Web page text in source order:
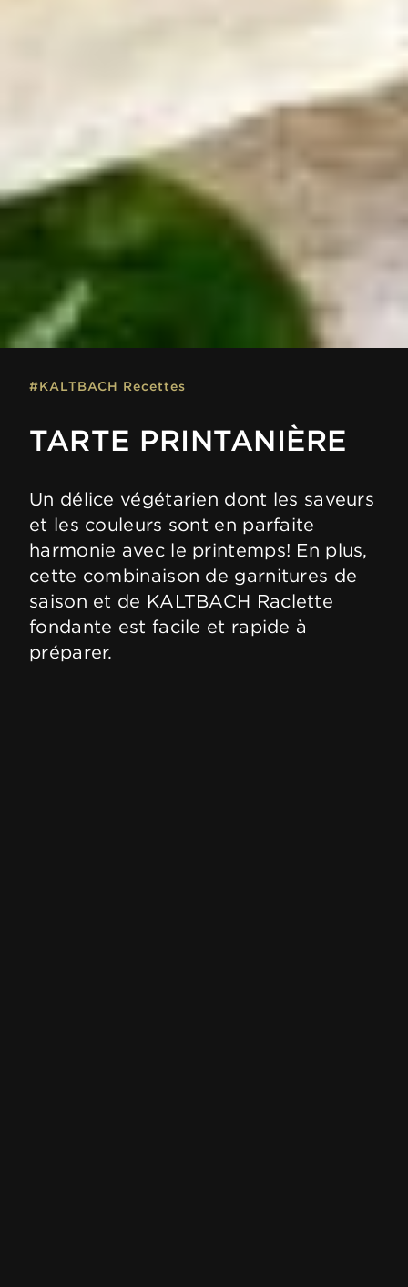
#KALTBACH Recettes
TARTE PRINTANIÈRE
Un délice végétarien dont les saveurs
et les couleurs sont en parfaite
harmonie avec le printemps! En plus,
cette combinaison de garnitures de
saison et de KALTBACH Raclette
fondante est facile et rapide à
préparer.